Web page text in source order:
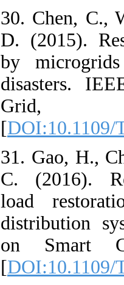
30. Chen, C.,
D. (2015).
by
disasters.
Grid,
[DOI:10.1109/
31. Gao, H.,
C. (2016).
load
distribution
on Smart
[DOI:10.1109/